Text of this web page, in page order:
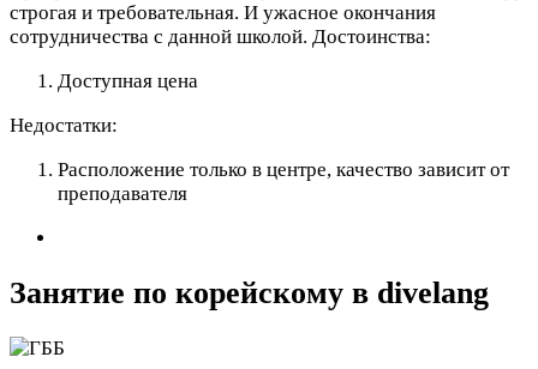
строгая и требовательная. И ужасное окончания
сотрудничества с данной школой. Достоинства:
Доступная цена
Недостатки:
Расположение только в центре, качество зависит от
преподавателя
Занятие по корейскому в divelang